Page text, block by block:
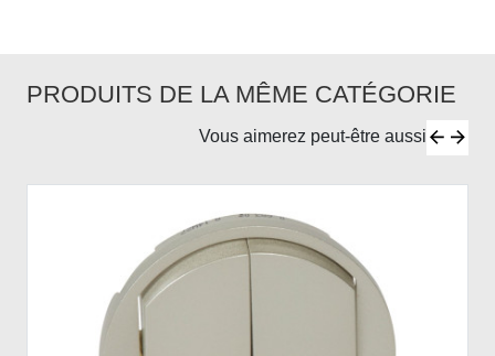
PRODUITS DE LA MÊME CATÉGORIE
Vous aimerez peut-être aussi